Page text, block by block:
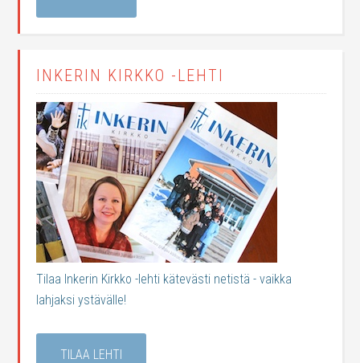
INKERIN KIRKKO -LEHTI
Tilaa Inkerin Kirkko -lehti kätevästi netistä - vaikka
lahjaksi ystävälle!
TILAA LEHTI